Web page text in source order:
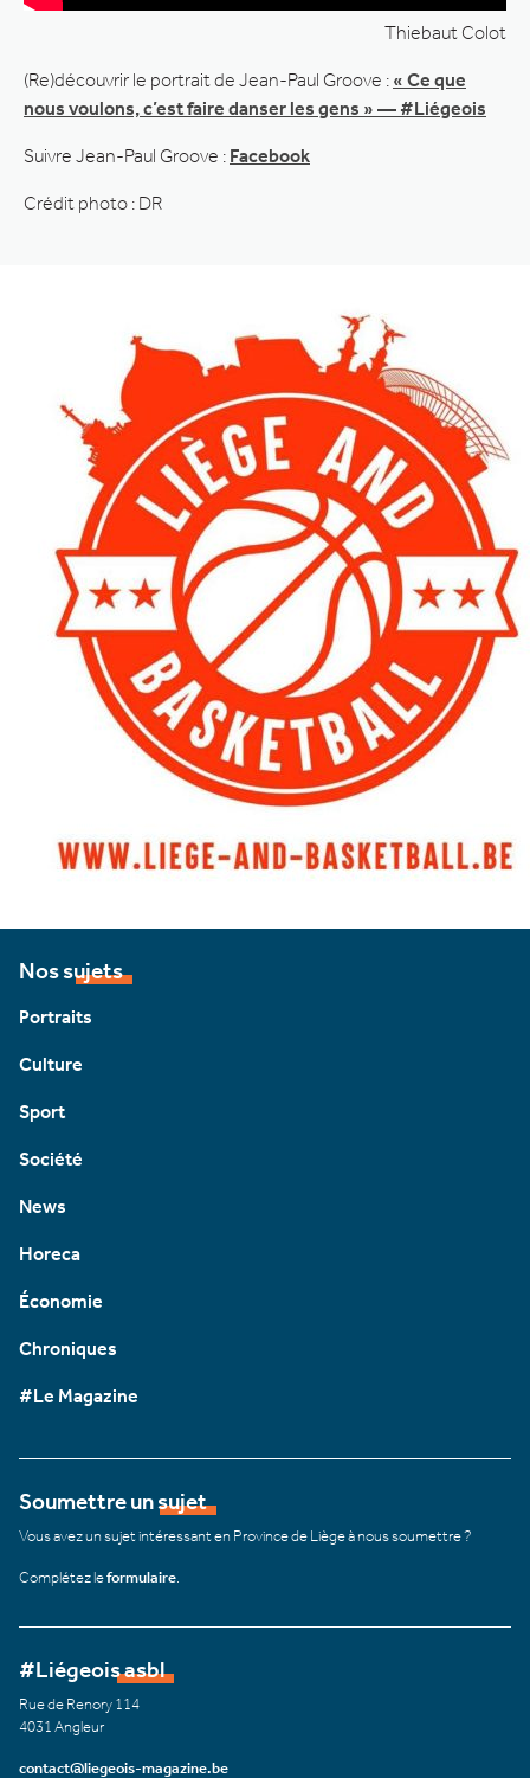
Thiebaut Colot
(Re)découvrir le portrait de Jean-Paul Groove : « Ce que
nous voulons, c’est faire danser les gens » — #Liégeois
Suivre Jean-Paul Groove : Facebook
Crédit photo : DR
Nos sujets
Portraits
Culture
Sport
Société
News
Horeca
Économie
Chroniques
#Le Magazine
Soumettre un sujet
Vous avez un sujet intéressant en Province de Liège à nous soumettre ?
Complétez leformulaire
#Liégeois asbl
Rue de Renory 114
4031 Angleur
contact@liegeois-magazine.be